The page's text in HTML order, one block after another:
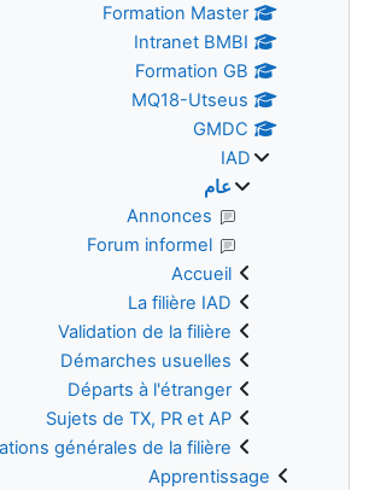
Formation Master
Intranet BMBI
Formation GB
MQ18-Utseus
GMDC
IAD
عام
Annonces
Forum informel
Accueil
La filière IAD
Validation de la filière
Démarches usuelles
Départs à l'étranger
Sujets de TX, PR et AP
générales de la filière
Apprentissage